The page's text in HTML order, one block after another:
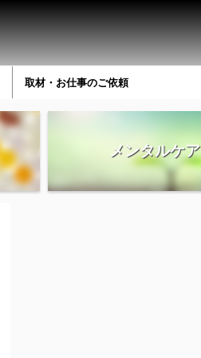
取材・お仕事のご依頼
メンタルケア